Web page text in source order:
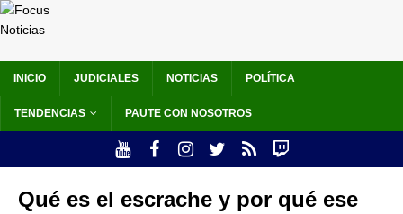
INICIO JUDICIALES NOTICIAS POLÍTICA
TENDENCIAS PAUTE CON NOSOTROS
Qué es el escrache y por qué ese